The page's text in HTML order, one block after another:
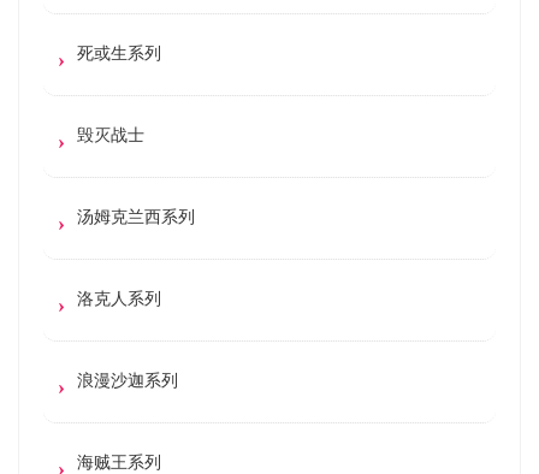
死或生系列
毁灭战士
汤姆克兰西系列
洛克人系列
浪漫沙迦系列
海贼王系列